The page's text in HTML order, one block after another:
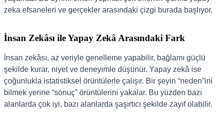
zeka efsaneleri ve gerçekler arasındaki çizgi burada başlıyor.
İnsan Zekâsı ile Yapay Zekâ Arasındaki Fark
İnsan zekâsı, az veriyle genelleme yapabilir, bağlamı güçlü
şekilde kurar, niyet ve deneyimle düşünür. Yapay zekâ ise
çoğunlukla istatistiksel örüntülerle çalışır. Bir şeyin “neden”ini
bilmek yerine “sonuç” örüntülerini yakalar. Bu yüzden bazı
alanlarda çok iyi, bazı alanlarda şaşırtıcı şekilde zayıf olabilir.